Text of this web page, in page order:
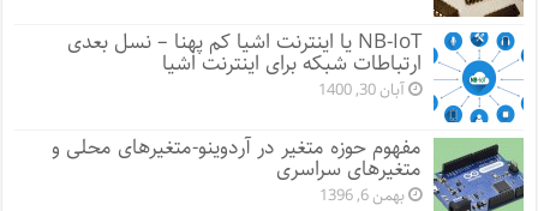
NB-IoT یا اینترنت اشیا کم پهنا – نسل بعدی
ارتباطات شبکه برای اینترنت اشیا
آبان 30, 1400
مفهوم حوزه متغیر در آردوینو-متغیرهای محلی و
متغیرهای سراسری
بهمن 6, 1396